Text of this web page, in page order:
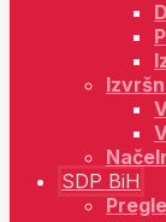
SDP BiH